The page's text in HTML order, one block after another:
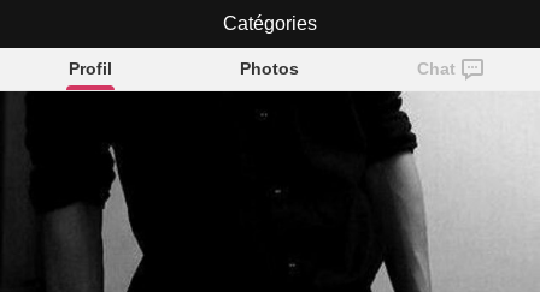
Alfaredmm
Profil Photos Chat
Catégories